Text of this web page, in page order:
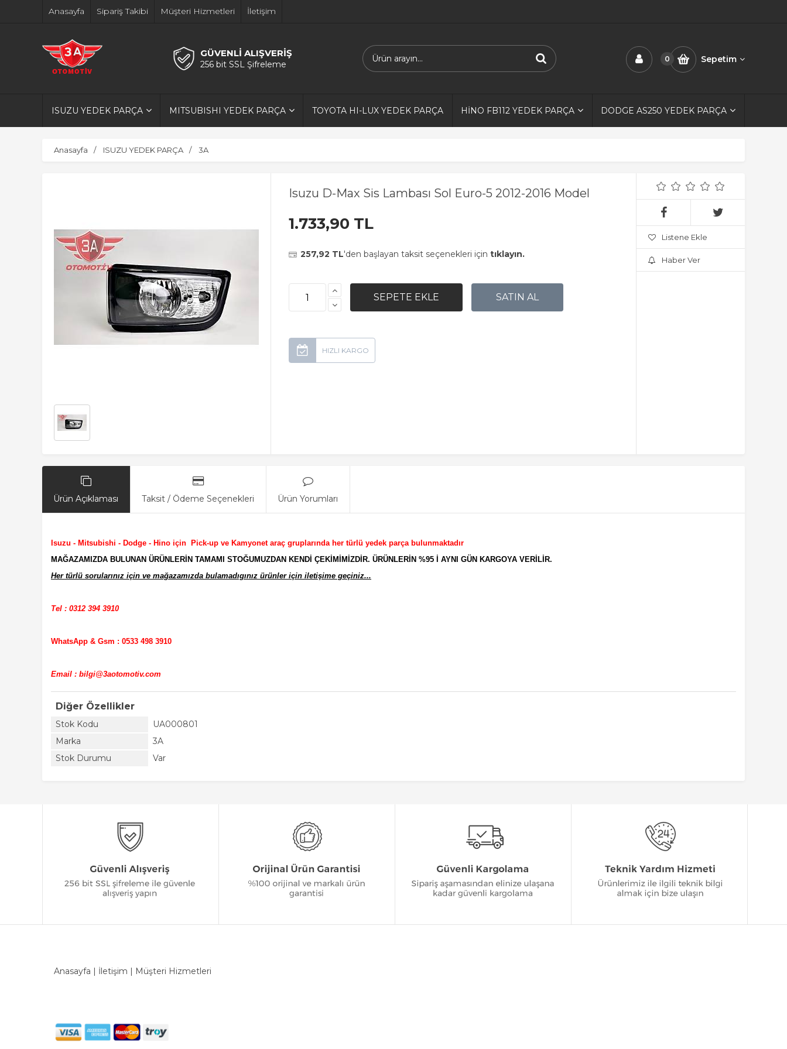
Anasayfa Sipariş Takibi Müşteri Hizmetleri İletişim
GÜVENLİ ALIŞVERİŞ
256 bit SSL Şifreleme
0 Sepetim
ISUZU YEDEK PARÇA MITSUBISHI YEDEK PARÇA TOYOTA HI-LUX YEDEK PARÇA HİNO FB112 YEDEK PARÇA DODGE AS250 YEDEK PARÇA
Anasayfa ISUZU YEDEK PARÇA 3A
Isuzu D-Max Sis Lambası Sol Euro-5 2012-2016 Model
1.733,90 TL
257,92 TL'den başlayan taksit seçenekleri için tıklayın.
Listene Ekle
Haber Ver
Ürün Açıklaması Taksit / Ödeme Seçenekleri Ürün Yorumları
Isuzu - Mitsubishi - Dodge - Hino için Pick-up ve Kamyonet araç gruplarında her türlü yedek parça bulunmaktadır
MAĞAZAMIZDA BULUNAN ÜRÜNLERİN TAMAMI STOĞUMUZDAN KENDİ ÇEKİMİMİZDİR. ÜRÜNLERİN %95 İ AYNI GÜN KARGOYA VERİLİR.
Her türlü sorularınız için ve mağazamızda bulamadıgınız ürünler için iletişime geçiniz...
Tel : 0312 394 3910
WhatsApp & Gsm : 0533 498 3910
Email : bilgi@3aotomotiv.com
Diğer Özellikler
Stok Kodu
UA000801
Marka
3A
Stok Durumu
Var
Anasayfa | İletişim | Müşteri Hizmetleri